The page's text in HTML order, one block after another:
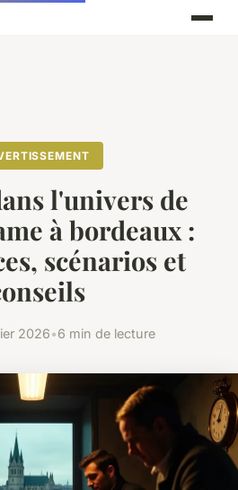
l'univers de
à bordeaux :
scénarios et
2026•6 min de lecture